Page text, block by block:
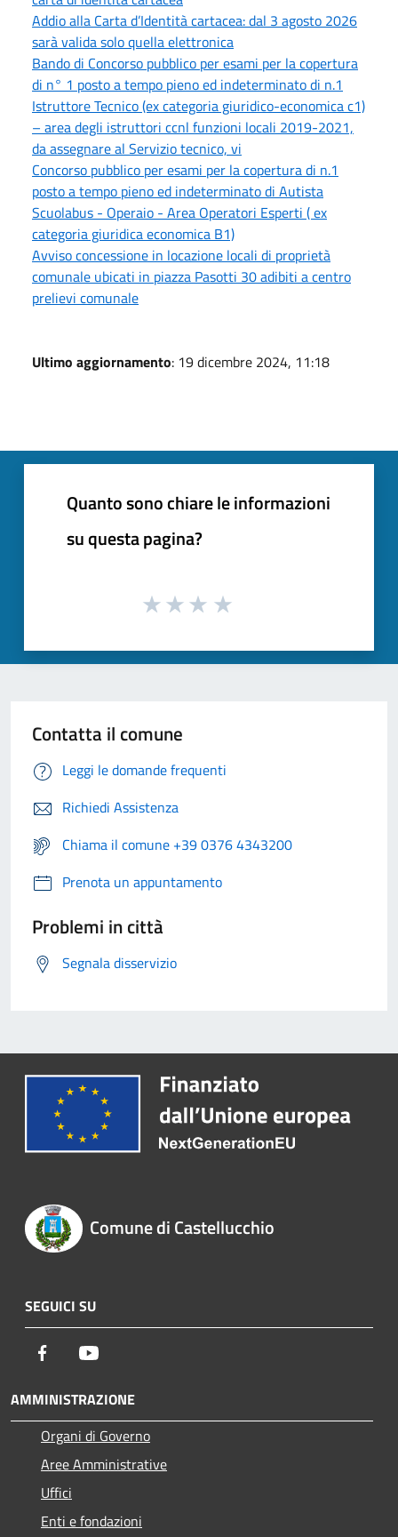
Addio alla Carta d’Identità cartacea: dal 3 agosto 2026
sarà valida solo quella elettronica
Bando di Concorso pubblico per esami per la copertura
di n° 1 posto a tempo pieno ed indeterminato di n.1
Istruttore Tecnico (ex categoria giuridico-economica c1)
– area degli istruttori ccnl funzioni locali 2019-2021,
da assegnare al Servizio tecnico, vi
Concorso pubblico per esami per la copertura di n.1
posto a tempo pieno ed indeterminato di Autista
Scuolabus - Operaio - Area Operatori Esperti ( ex
categoria giuridica economica B1)
Avviso concessione in locazione locali di proprietà
comunale ubicati in piazza Pasotti 30 adibiti a centro
prelievi comunale
Ultimo aggiornamento: 19 dicembre 2024, 11:18
Quanto sono chiare le informazioni
su questa pagina?
Contatta il comune
Leggi le domande frequenti
Richiedi Assistenza
Chiama il comune +39 0376 4343200
Prenota un appuntamento
Problemi in città
Segnala disservizio
Comune di Castellucchio
SEGUICI SU
Facebook
AMMINISTRAZIONE
Organi di Governo
Aree Amministrative
Uffici
Enti e fondazioni